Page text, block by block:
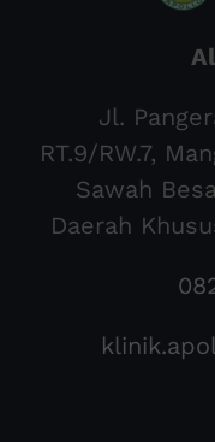
Jl.
RT.9/RW.7,
Sawah
Daerah